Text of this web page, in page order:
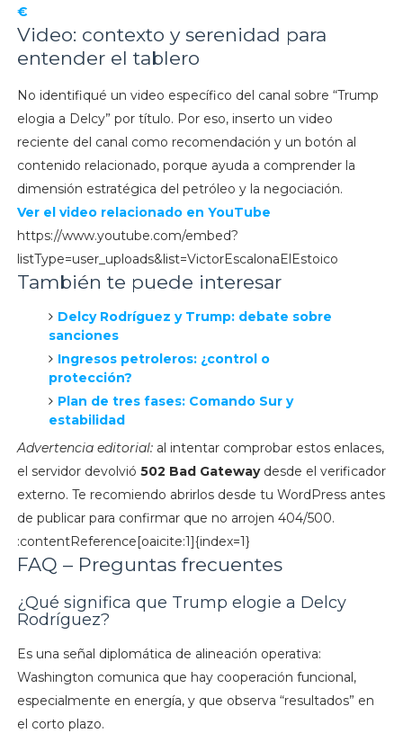
€
Video: contexto y serenidad para
entender el tablero
No identifiqué un video específico del canal sobre “Trump
elogia a Delcy” por título. Por eso, inserto un video
reciente del canal como recomendación y un botón al
contenido relacionado, porque ayuda a comprender la
dimensión estratégica del petróleo y la negociación.
Ver el video relacionado en YouTube
https://www.youtube.com/embed?
listType=user_uploads&list=VictorEscalonaElEstoico
También te puede interesar
Delcy Rodríguez y Trump: debate sobre
sanciones
Ingresos petroleros: ¿control o
protección?
Plan de tres fases: Comando Sur y
estabilidad
Advertencia editorial:al intentar comprobar estos enlaces,
el servidor devolvió 502 Bad Gatewaydesde el verificador
externo. Te recomiendo abrirlos desde tu WordPress antes
de publicar para confirmar que no arrojen 404/500.
:contentReference[oaicite:1]{index=1}
FAQ – Preguntas frecuentes
¿Qué significa que Trump elogie a Delcy
Rodríguez?
Es una señal diplomática de alineación operativa:
Washington comunica que hay cooperación funcional,
especialmente en energía, y que observa “resultados” en
el corto plazo.